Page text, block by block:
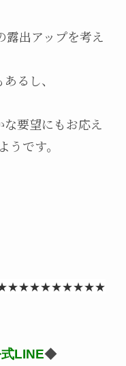
出アップを考え
るし、
要望にもお応え
です。
LINE◆